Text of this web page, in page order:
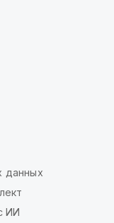
данных
ИИ